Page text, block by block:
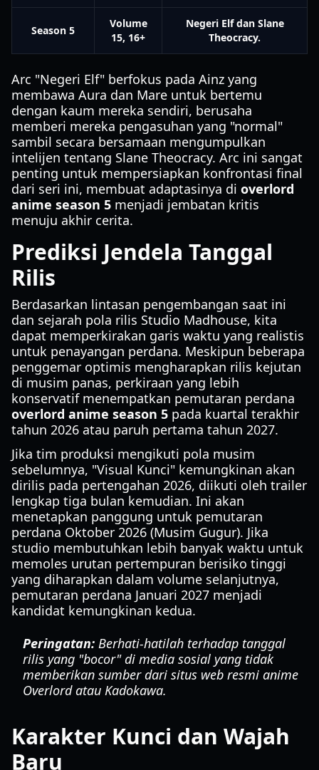
Season 5
Volume
15, 16+
Negeri Elf dan Slane
Theocracy.
Arc "Negeri Elf" berfokus pada Ainz yang
membawa Aura dan Mare untuk bertemu
dengan kaum mereka sendiri, berusaha
memberi mereka pengasuhan yang "normal"
sambil secara bersamaan mengumpulkan
intelijen tentang Slane Theocracy. Arc ini sangat
penting untuk mempersiapkan konfrontasi final
dari seri ini, membuat adaptasinya di overlord
anime season 5 menjadi jembatan kritis
menuju akhir cerita.
Prediksi Jendela Tanggal
Rilis
Berdasarkan lintasan pengembangan saat ini
dan sejarah pola rilis Studio Madhouse, kita
dapat memperkirakan garis waktu yang realistis
untuk penayangan perdana. Meskipun beberapa
penggemar optimis mengharapkan rilis kejutan
di musim panas, perkiraan yang lebih
konservatif menempatkan pemutaran perdana
overlord anime season 5 pada kuartal terakhir
tahun 2026 atau paruh pertama tahun 2027.
Jika tim produksi mengikuti pola musim
sebelumnya, "Visual Kunci" kemungkinan akan
dirilis pada pertengahan 2026, diikuti oleh trailer
lengkap tiga bulan kemudian. Ini akan
menetapkan panggung untuk pemutaran
perdana Oktober 2026 (Musim Gugur). Jika
studio membutuhkan lebih banyak waktu untuk
memoles urutan pertempuran berisiko tinggi
yang diharapkan dalam volume selanjutnya,
pemutaran perdana Januari 2027 menjadi
kandidat kemungkinan kedua.
Peringatan: Berhati-hatilah terhadap tanggal
rilis yang "bocor" di media sosial yang tidak
memberikan sumber dari situs web resmi anime
Overlord atau Kadokawa.
Karakter Kunci dan Wajah
Baru